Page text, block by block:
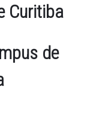
Curitiba
de